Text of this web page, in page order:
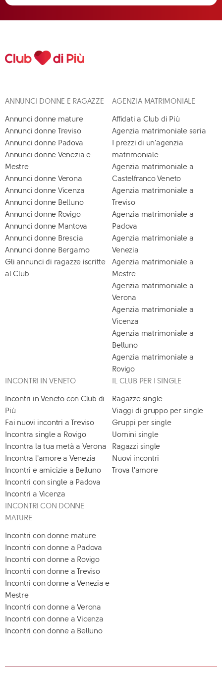
ANNUNCI DONNE E RAGAZZE
Annunci donne mature
Annunci donne Treviso
Annunci donne Padova
Annunci donne Venezia e
Mestre
Annunci donne Verona
Annunci donne Vicenza
Annunci donne Belluno
Annunci donne Rovigo
Annunci donne Mantova
Annunci donne Brescia
Annunci donne Bergamo
Gli annunci di ragazze iscritte
al Club
AGENZIA MATRIMONIALE
Affidati a Club di Più
Agenzia matrimoniale seria
I prezzi di un'agenzia
matrimoniale
Agenzia matrimoniale a
Castelfranco Veneto
Agenzia matrimoniale a
Treviso
Agenzia matrimoniale a
Padova
Agenzia matrimoniale a
Venezia
Agenzia matrimoniale a
Mestre
Agenzia matrimoniale a
Verona
Agenzia matrimoniale a
Vicenza
Agenzia matrimoniale a
Belluno
Agenzia matrimoniale a
Rovigo
INCONTRI IN VENETO
Incontri in Veneto con Club di
Più
Fai nuovi incontri a Treviso
Incontra single a Rovigo
Incontra la tua metà a Verona
Incontra l'amore a Venezia
Incontri e amicizie a Belluno
Incontri con single a Padova
Incontri a Vicenza
IL CLUB PER I SINGLE
Ragazze single
Viaggi di gruppo per single
Gruppi per single
Uomini single
Ragazzi single
Nuovi incontri
Trova l'amore
INCONTRI CON DONNE
MATURE
Incontri con donne mature
Incontri con donne a Padova
Incontri con donne a Rovigo
Incontri con donne a Treviso
Incontri con donne a Venezia e
Mestre
Incontri con donne a Verona
Incontri con donne a Vicenza
Incontri con donne a Belluno